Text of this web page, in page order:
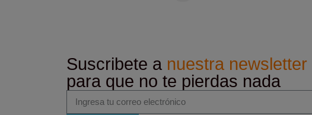
Suscribete a nuestra newsletter
para que no te pierdas nada